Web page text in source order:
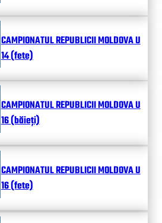
CAMPIONATUL REPUBLICII MOLDOVA U
14 (fete)
CAMPIONATUL REPUBLICII MOLDOVA U
16 (băieți)
CAMPIONATUL REPUBLICII MOLDOVA U
16 (fete)